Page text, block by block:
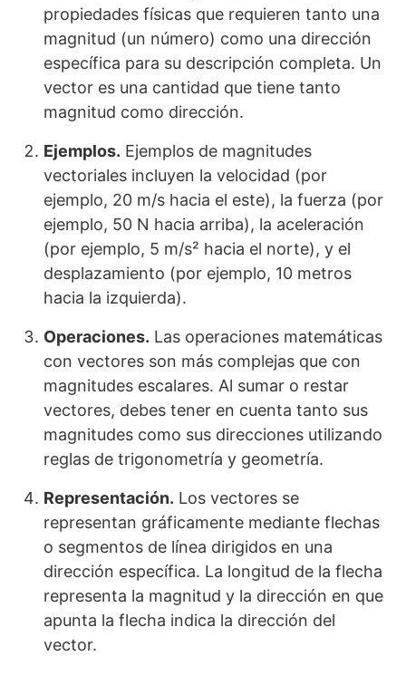
propiedades físicas que requieren tanto una
magnitud (un número) como una dirección
específica para su descripción completa. Un
vector es una cantidad que tiene tanto
magnitud como dirección.
Ejemplos. Ejemplos de magnitudes
vectoriales incluyen la velocidad (por
ejemplo, 20 m/s hacia el este), la fuerza (por
ejemplo, 50 N hacia arriba), la aceleración
(por ejemplo, 5 m/s² hacia el norte), y el
desplazamiento (por ejemplo, 10 metros
hacia la izquierda).
Operaciones. Las operaciones matemáticas
con vectores son más complejas que con
magnitudes escalares. Al sumar o restar
vectores, debes tener en cuenta tanto sus
magnitudes como sus direcciones utilizando
reglas de trigonometría y geometría.
Representación. Los vectores se
representan gráficamente mediante flechas
o segmentos de línea dirigidos en una
dirección específica. La longitud de la flecha
representa la magnitud y la dirección en que
apunta la flecha indica la dirección del
vector.